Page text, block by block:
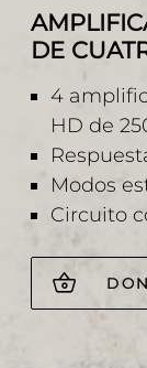
DE
4
HD de
Modos
Circuito